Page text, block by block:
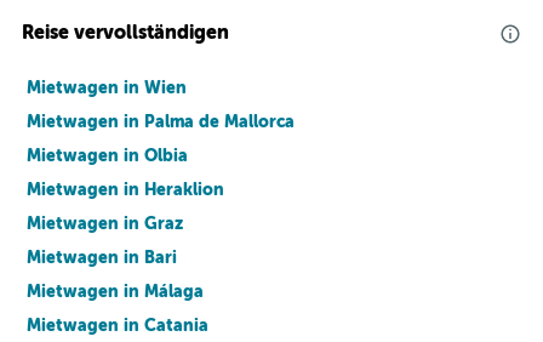
Reise vervollständigen
Mietwagen in Wien
Mietwagen in Palma de Mallorca
Mietwagen in Olbia
Mietwagen in Heraklion
Mietwagen in Graz
Mietwagen in Bari
Mietwagen in Málaga
Mietwagen in Catania